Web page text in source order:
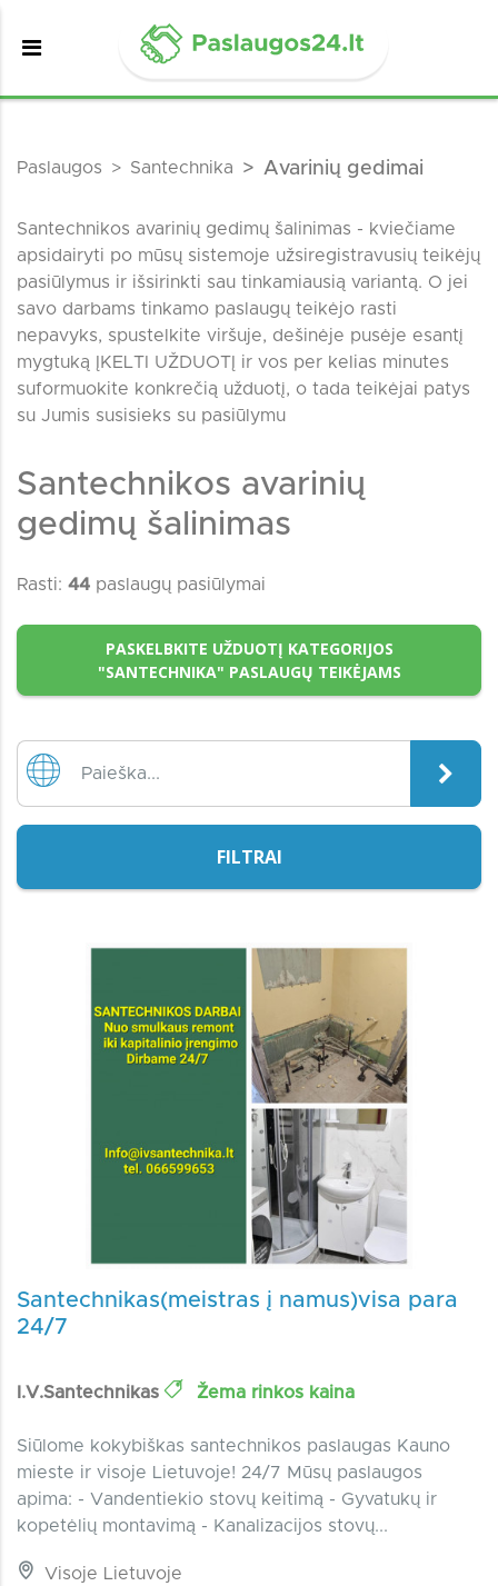
Paslaugos Santechnika Avarinių gedimai
Santechnikos avarinių gedimų šalinimas - kviečiame
apsidairyti po mūsų sistemoje užsiregistravusių teikėjų
pasiūlymus ir išsirinkti sau tinkamiausią variantą. O jei
savo darbams tinkamo paslaugų teikėjo rasti
nepavyks, spustelkite viršuje, dešinėje pusėje esantį
mygtuką ĮKELTI UŽDUOTĮ ir vos per kelias minutes
suformuokite konkrečią užduotį, o tada teikėjai patys
su Jumis susisieks su pasiūlymu
Santechnikos avarinių
gedimų šalinimas
Rasti: 44 paslaugų pasiūlymai
PASKELBKITE UŽDUOTĮ KATEGORIJOS
"SANTECHNIKA" PASLAUGŲ TEIKĖJAMS
FILTRAI
Santechnikas(meistras į namus)visa para
24/7
I.V.Santechnikas Žema rinkos kaina
Siūlome kokybiškas santechnikos paslaugas Kauno
mieste ir visoje Lietuvoje! 24/7 Mūsų paslaugos
apima: - Vandentiekio stovų keitimą - Gyvatukų ir
kopetėlių montavimą - Kanalizacijos stovų...
Visoje Lietuvoje